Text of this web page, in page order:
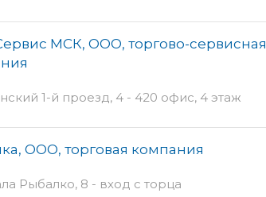
МСК, ООО, торгово-сервисная
1-й проезд, 4 - 420 офис, 4 этаж
ООО, торговая компания
Рыбалко, 8 - вход с торца